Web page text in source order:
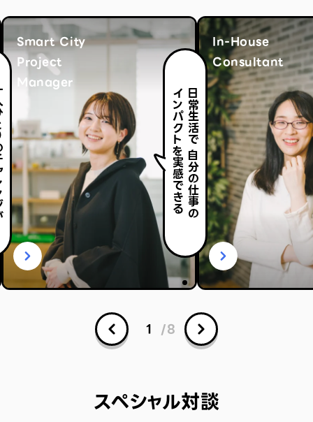
が 日常生活で 自分の仕事の
インパクトを実感できる
Smart City
Project
Manager
In-House
Consultant
1 /8
スペシャル対談